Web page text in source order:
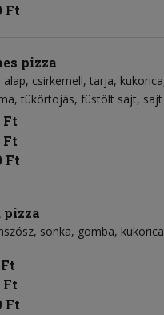
Ft
pizza
alap csirkemell tarja kukorica
tükörtojás füstölt sajt sajt
Ft
Ft
Ft
pizza
sonka gomba kukorica
Ft
Ft